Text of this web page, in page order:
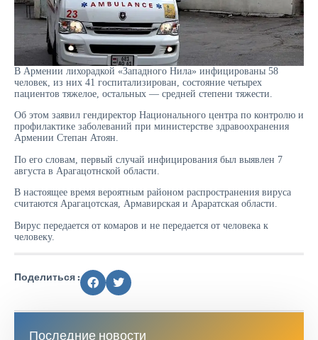
В Армении лихорадкой «Западного Нила» инфицированы 58
человек, из них 41 госпитализирован, состояние четырех
пациентов тяжелое, остальных — средней степени тяжести.
Об этом заявил гендиректор Национального центра по контролю и
профилактике заболеваний при министерстве здравоохранения
Армении Степан Атоян.
По его словам, первый случай инфицирования был выявлен 7
августа в Арагацотнской области.
В настоящее время вероятным районом распространения вируса
считаются Арагацотская, Армавирская и Араратская области.
Вирус передается от комаров и не передается от человека к
человеку.
Поделиться :
Последние новости